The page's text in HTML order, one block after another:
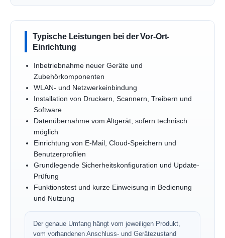
Typische Leistungen bei der Vor-Ort-
Einrichtung
Inbetriebnahme neuer Geräte und
Zubehörkomponenten
WLAN- und Netzwerkeinbindung
Installation von Druckern, Scannern, Treibern und
Software
Datenübernahme vom Altgerät, sofern technisch
möglich
Einrichtung von E-Mail, Cloud-Speichern und
Benutzerprofilen
Grundlegende Sicherheitskonfiguration und Update-
Prüfung
Funktionstest und kurze Einweisung in Bedienung
und Nutzung
Der genaue Umfang hängt vom jeweiligen Produkt,
vom vorhandenen Anschluss- und Gerätezustand